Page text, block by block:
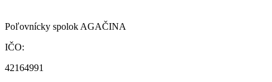
Poľovnícky spolok AGAČINA
IČO:
42164991